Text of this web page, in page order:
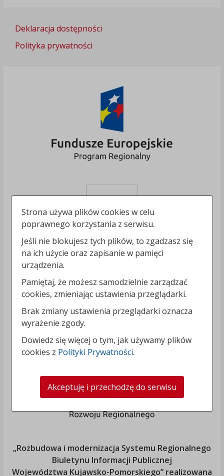
Deklaracja dostępności
Polityka prywatności
„Rozbudowa i modernizacja Systemu Regionalnego
Biuletynu Informacji Publicznej
Województwa Kujawsko-Pomorskiego” realizowana
Strona używa plików cookies w celu
poprawnego korzystania z serwisu.
Jeśli nie blokujesz tych plików, to zgadzasz się
na ich użycie oraz zapisanie w pamięci
urządzenia.
Pamiętaj, że możesz samodzielnie zarządzać
cookies, zmieniając ustawienia przeglądarki.
Brak zmiany ustawienia przeglądarki oznacza
wyrażenie zgody.
Dowiedz się więcej o tym, jak używamy plików
cookies z Polityki Prywatności.
Akceptuję i przechodzę do serwisu